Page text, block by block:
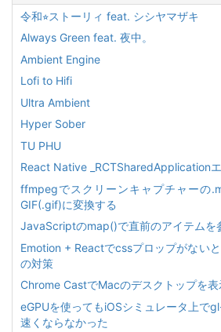
令和⭐︎ストーリィ feat. シシヤマザキ
Always Green feat. 夜中。
Ambient Engine
Lofi to Hifi
Ultra Ambient
Hyper Sober
TU PHU
React Native _RCTSharedApplication
ffmpegでスクリーンキャプチャーの
GIF(.gif)に変換する
JavaScriptのmap()で直前のアイテムを
Emotion + Reactでcssプロップがない
の対策
Chrome CastでMacのデスクトップを
eGPUを使ってもiOSシミュレータ上で
速くならなかった